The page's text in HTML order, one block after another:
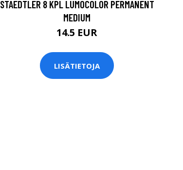
STAEDTLER 8 KPL LUMOCOLOR PERMANENT
MEDIUM
14.5 EUR
LISÄTIETOJA